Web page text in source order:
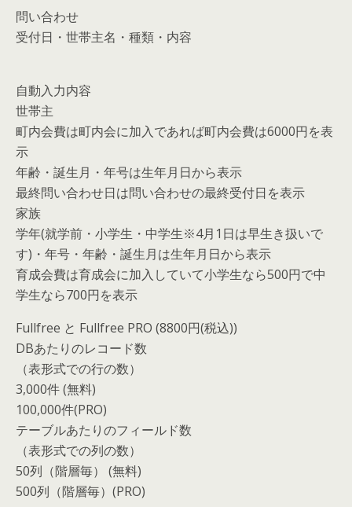
問い合わせ
受付日・世帯主名・種類・内容
自動入力内容
世帯主
町内会費は町内会に加入であれば町内会費は6000円を表
示
年齢・誕生月・年号は生年月日から表示
最終問い合わせ日は問い合わせの最終受付日を表示
家族
学年(就学前・小学生・中学生※4月1日は早生き扱いで
す)・年号・年齢・誕生月は生年月日から表示
育成会費は育成会に加入していて小学生なら500円で中
学生なら700円を表示
Fullfree と Fullfree PRO (8800円(税込))
DBあたりのレコード数
（表形式での行の数）
3,000件 (無料)
100,000件(PRO)
テーブルあたりのフィールド数
（表形式での列の数）
50列（階層毎） (無料)
500列（階層毎）(PRO)